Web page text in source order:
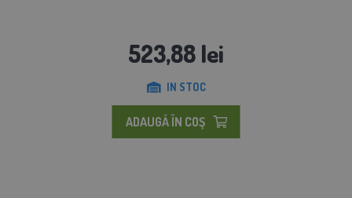
523,88 lei
IN STOC
ADAUGĂ ÎN COŞ